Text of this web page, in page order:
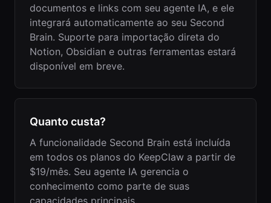
documentos e links com seu agente IA, e ele
integrará automaticamente ao seu Second
Brain. Suporte para importação direta do
Notion, Obsidian e outras ferramentas estará
disponível em breve.
Quanto custa?
A funcionalidade Second Brain está incluída
em todos os planos do KeepClaw a partir de
$19/mês. Seu agente IA gerencia o
conhecimento como parte de suas
capacidades principais.